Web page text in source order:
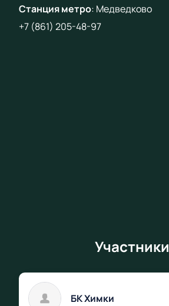
Станция метро: Медведково
+7 (861) 205-48-97
Участники
БК Химки